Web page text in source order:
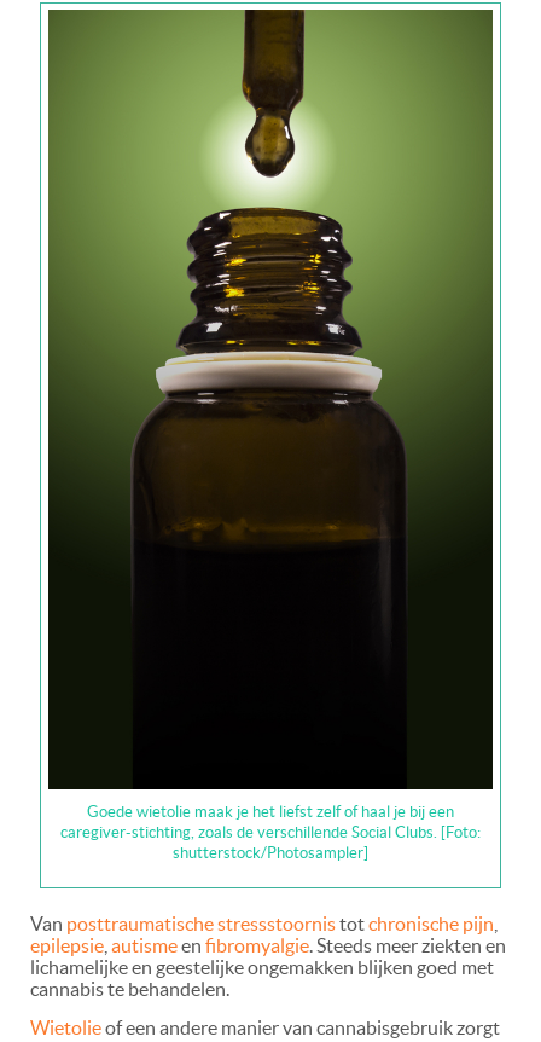
Goede wietolie maak je het liefst zelf of haal je bij een
caregiver-stichting, zoals de verschillende Social Clubs. [Foto:
shutterstock/Photosampler]
Van posttraumatische stressstoornistotchronische pijn
epilepsie autismeen fibromyalgie. Steeds meer ziekten en
lichamelijke en geestelijke ongemakken blijken goed met
cannabis te behandelen.
Wietolieof een andere manier van cannabisgebruik zorgt